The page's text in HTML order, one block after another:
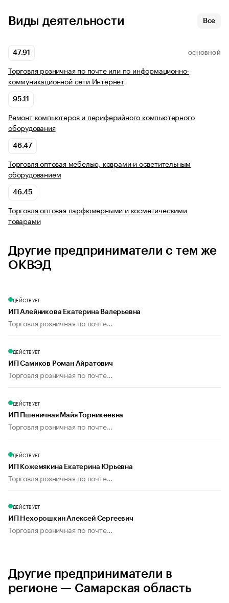
Виды деятельности Все
47.91 ОСНОВНОЙ
Торговля розничная по почте или по информационно-
коммуникационной сети Интернет
95.11
Ремонт компьютеров и периферийного компьютерного
оборудования
46.47
Торговля оптовая мебелью, коврами и осветительным
оборудованием
46.45
Торговля оптовая парфюмерными и косметическими
товарами
Другие предприниматели с тем же
ОКВЭД
ДЕЙСТВУЕТ
ИП Алейникова Екатерина Валерьевна
Торговля розничная по почте...
ДЕЙСТВУЕТ
ИП Самиков Роман Айратович
Торговля розничная по почте...
ДЕЙСТВУЕТ
ИП Пшеничная Майя Торникеевна
Торговля розничная по почте...
ДЕЙСТВУЕТ
ИП Кожемякина Екатерина Юрьевна
Торговля розничная по почте...
ДЕЙСТВУЕТ
ИП Нехорошкин Алексей Сергеевич
Торговля розничная по почте...
Другие предприниматели в
регионе — Самарская область